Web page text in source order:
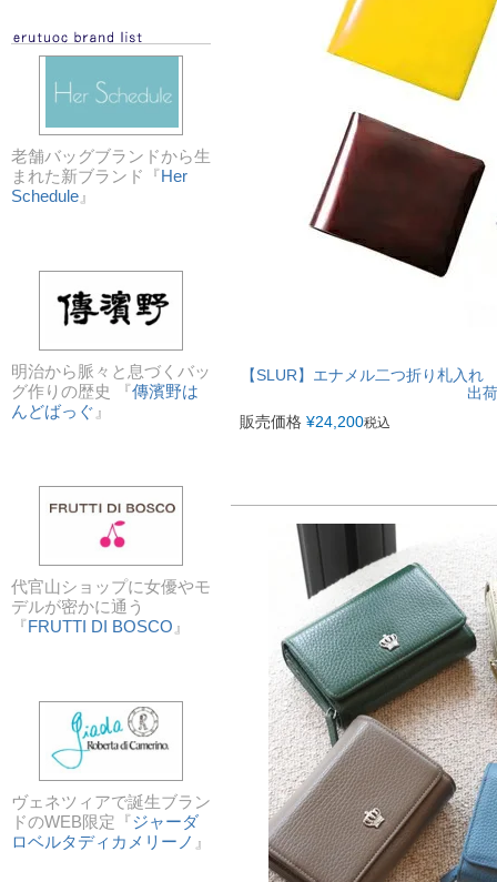
老舗バッグブランドから生
まれた新ブランド『Her
Schedule 』
明治から脈々と息づくバッ
グ作りの歴史 『傳濱野は
んどばっぐ 』
代官山ショップに女優やモ
デルが密かに通う
『FRUTTI DI BOSCO 』
ヴェネツィアで誕生ブラン
ドのWEB限定『ジャーダ
ロベルタディカメリーノ 』
【SLUR】エナメル二つ折り札
出
販売価格 ¥24,200税込